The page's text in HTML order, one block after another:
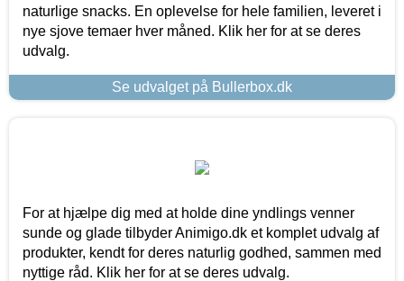
naturlige snacks. En oplevelse for hele familien, leveret i
nye sjove temaer hver måned. Klik her for at se deres
udvalg.
Se udvalget på Bullerbox.dk
For at hjælpe dig med at holde dine yndlings venner
sunde og glade tilbyder Animigo.dk et komplet udvalg af
produkter, kendt for deres naturlig godhed, sammen med
nyttige råd. Klik her for at se deres udvalg.